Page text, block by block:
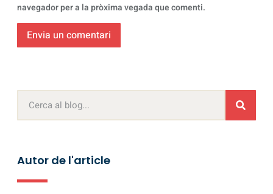
navegador per a la pròxima vegada que comenti.
Autor de l'article